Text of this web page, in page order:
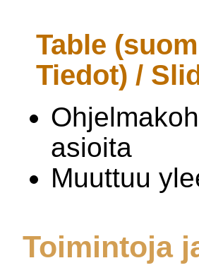
Table
Tiedot) /
asioita
Muuttuu
Toimintoja